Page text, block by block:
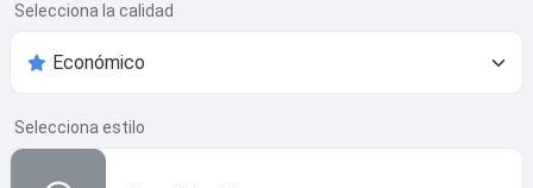
Selecciona la calidad
Selecciona estilo